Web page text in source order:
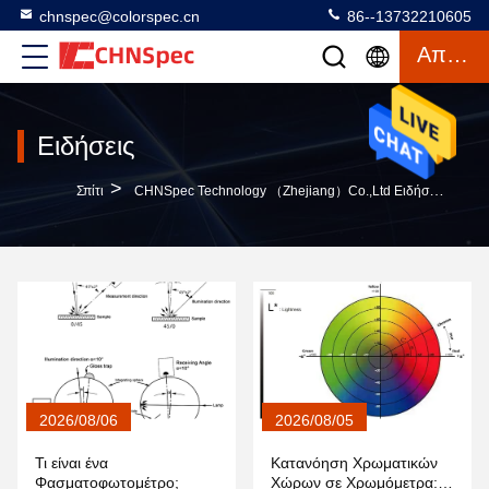
chnspec@colorspec.cn 86--13732210605
Απόσπασμα
Ειδήσεις
Σπίτι > CHNSpec Technology （Zhejiang）Co.,Ltd Ειδήσεις Επιχείρησης
2026/08/06
Τι είναι ένα
Φασματοφωτομέτρο;
2026/08/05
Κατανόηση Χρωματικών
Χώρων σε Χρωμόμετρα: